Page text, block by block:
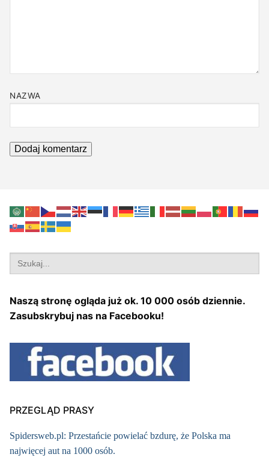
NAZWA
Search
for:
Naszą stronę ogląda już ok. 10 000 osób dziennie.
Zasubskrybuj nas na Facebooku!
PRZEGLĄD PRASY
Spidersweb.pl: Przestańcie powielać bzdurę, że Polska ma
najwięcej aut na 1000 osób.